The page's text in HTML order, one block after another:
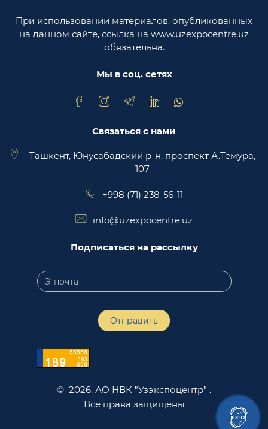
Министерство юстиции Республики
Узбекистан
торговая площадка Trade Uzbekistan
При использовании материалов, опубликованных
на данном сайте, ссылка на www.uzexpocentre.uz
обязательна.
Мы в соц. сетях
Связаться с нами
Ташкент, Юнусабадский р-н, проспект А.Темура,
107
+998 (71) 238-56-11
info@uzexpocentre.uz
Подписаться на рассылку
Отправить
© 2026. АО НВК "Узэкспоцентр" .
Все права защищены